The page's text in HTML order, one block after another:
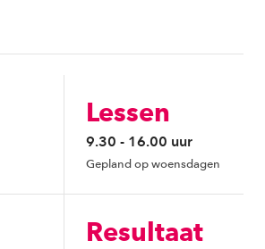
Lessen
9.30 - 16.00 uur
Gepland op woensdagen
Resultaat